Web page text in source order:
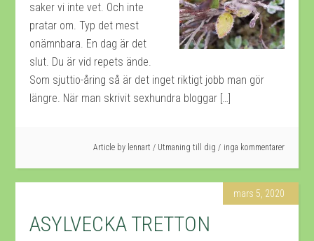
saker vi inte vet. Och inte
pratar om. Typ det mest
onämnbara. En dag är det
slut. Du är vid repets ände.
Som sjuttio-åring så är det inget riktigt jobb man gör
längre. När man skrivit sexhundra bloggar […]
Article by lennart / Utmaning till dig inga kommentarer
mars 5, 2020
ASYLVECKA TRETTON